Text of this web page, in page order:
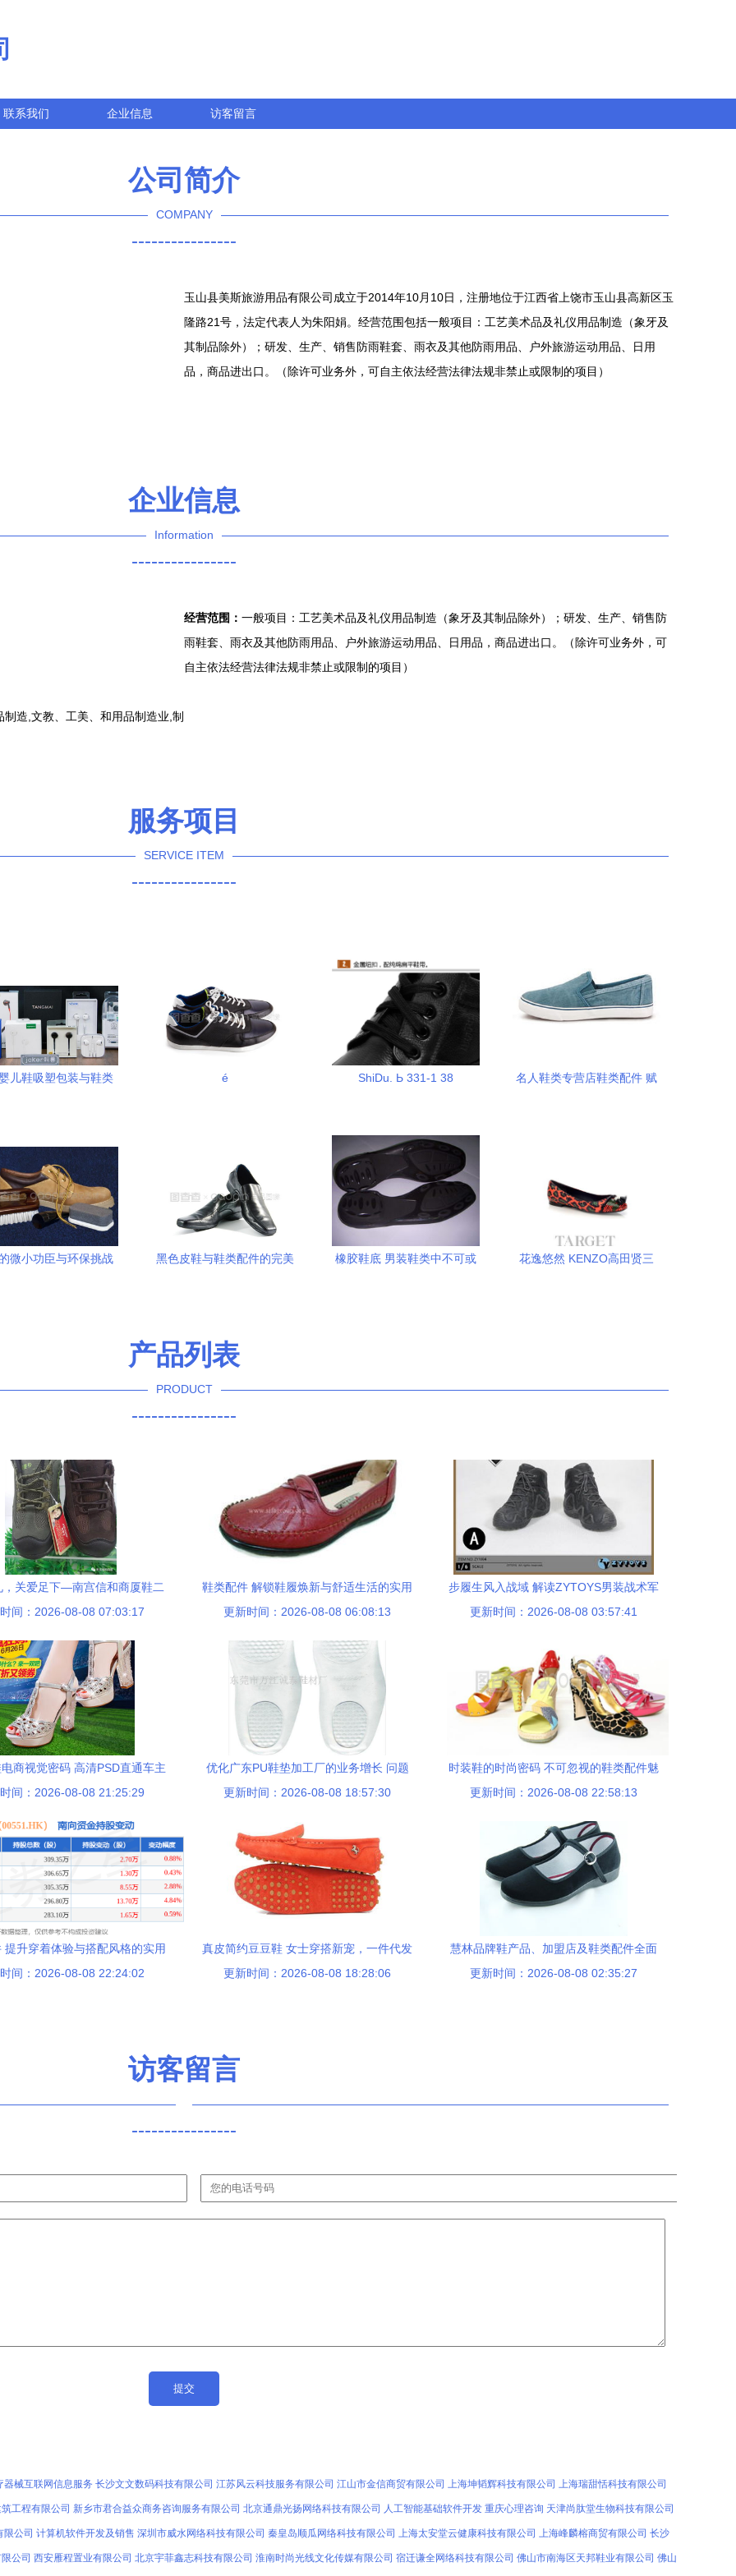
联系我们 企业信息 访客留言
公司简介
COMPANY
----------------
玉山县美斯旅游用品有限公司成立于2014年10月10日，注册地位于江西省上饶市玉山县高新区玉
隆路21号，法定代表人为朱阳娟。经营范围包括一般项目：工艺美术品及礼仪用品制造（象牙及
其制品除外）；研发、生产、销售防雨鞋套、雨衣及其他防雨用品、户外旅游运动用品、日用
品，商品进出口。（除许可业务外，可自主依法经营法律法规非禁止或限制的项目）
企业信息
Information
----------------
造,文教、工美、和用品制造业,制
经营范围： 一般项目：工艺美术品及礼仪用品制造（象牙及其制品除外）；研发、生产、销售防
雨鞋套、雨衣及其他防雨用品、户外旅游运动用品、日用品，商品进出口。（除许可业务外，可
自主依法经营法律法规非禁止或限制的项目）
服务项目
SERVICE ITEM
----------------
儿鞋吸塑包装与鞋类
é ShiDu. Ь 331-1 38
名人鞋类专营店鞋类配件 赋
微小功臣与环保挑战
黑色皮鞋与鞋类配件的完美
橡胶鞋底 男装鞋类中不可或
花逸悠然 KENZO高田贤三
产品列表
PRODUCT
----------------
，关爱足下—南宫信和商厦鞋二
商场重阳节精选推荐
间：2026-08-08 07:03:17
鞋类配件 解锁鞋履焕新与舒适生活的实用
秘籍
更新时间：2026-08-08 06:08:13
步履生风入战域 解读ZYTOYS男装战术军
靴的功能之美与现代穿搭可能性
更新时间：2026-08-08 03:57:41
商视觉密码 高清PSD直通车主
图设计素材深度解析
间：2026-08-08 21:25:29
优化广东PU鞋垫加工厂的业务增长 问题
导向的创新策略
更新时间：2026-08-08 18:57:30
时装鞋的时尚密码 不可忽视的鞋类配件魅
力
更新时间：2026-08-08 22:58:13
提升穿着体验与搭配风格的实用
选择
间：2026-08-08 22:24:02
真皮简约豆豆鞋 女士穿搭新宠，一件代发
开启商机大门
更新时间：2026-08-08 18:28:06
慧林品牌鞋产品、加盟店及鞋类配件全面
评测
更新时间：2026-08-08 02:35:27
访客留言
----------------
器械互联网信息服务 长沙文文数码科技有限公司 江苏风云科技服务有限公司 江山市金信商贸有限公司 上海坤韬辉科技有限公司 上海瑞甜恬科技有限公司
工程有限公司 新乡市君合益众商务咨询服务有限公司 北京通鼎光扬网络科技有限公司 人工智能基础软件开发 重庆心理咨询 天津尚肽堂生物科技有限公司
限公司 计算机软件开发及销售 深圳市威水网络科技有限公司 秦皇岛顺瓜网络科技有限公司 上海太安堂云健康科技有限公司 上海峰麟榕商贸有限公司 长沙
公司 西安雁程置业有限公司 北京宇菲鑫志科技有限公司 淮南时尚光线文化传媒有限公司 宿迁谦全网络科技有限公司 佛山市南海区天邦鞋业有限公司 佛山